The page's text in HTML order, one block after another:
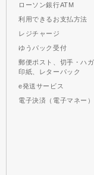
ローソン銀行ATM
利用できるお支払方法
レジチャージ
ゆうパック受付
郵便ポスト、切手・ハ
印紙、レターパック
e発送サービス
電子決済（電子マネー）